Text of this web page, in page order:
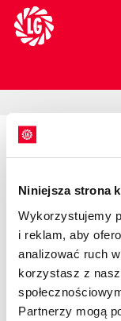
Niniejsza strona
Wykorzystujemy
i reklam, aby
analizować ruch
korzystasz z
Partnerzy mogą
Limagrain
Start
Skorzystaj z
zapoznaj się z